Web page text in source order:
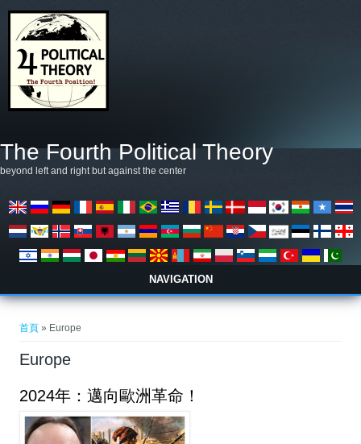
The Fourth Political Theory
beyond left and right but against the center
NAVIGATION
首頁 » Europe
Europe
2024年：邁向歐洲革命！